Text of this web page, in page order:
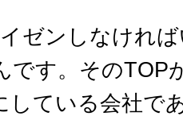
ゼンしなけれ
です。そのTOP
している会社で